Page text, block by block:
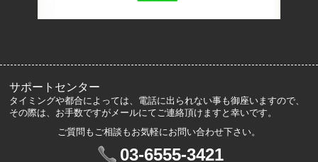
サポートセンター
タイミングや都合によっては、電話に出られない事も御座いますので、
その際は、お手数ですがメールにてご連絡頂けますと幸いです。
ご質問もご相談もお気軽にお問い合わせ下さい。
03-6555-3421